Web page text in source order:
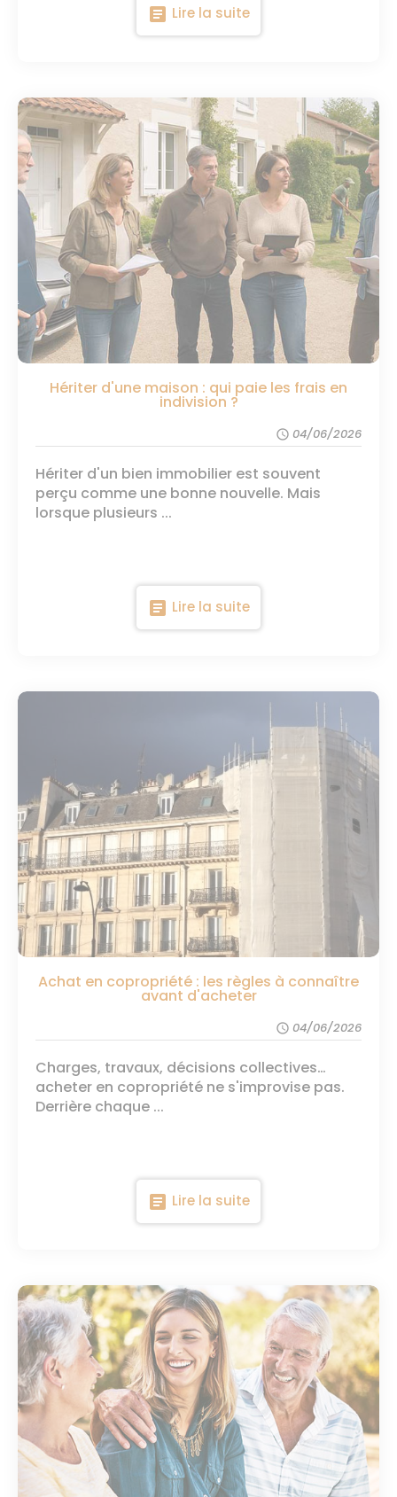
article Lire la suite
Hériter d'une maison : qui paie les frais en
indivision ?
schedule 04/06/2026
Hériter d'un bien immobilier est souvent
perçu comme une bonne nouvelle. Mais
lorsque plusieurs ...
article Lire la suite
Achat en copropriété : les règles à connaître
avant d'acheter
schedule 04/06/2026
Charges, travaux, décisions collectives…
acheter en copropriété ne s'improvise pas.
Derrière chaque ...
article Lire la suite